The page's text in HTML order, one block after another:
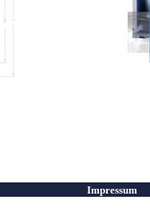
Impressum